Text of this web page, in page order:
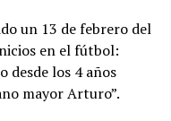
un 13 de febrero del
en el fútbol:
desde los 4 años
mayor Arturo”.